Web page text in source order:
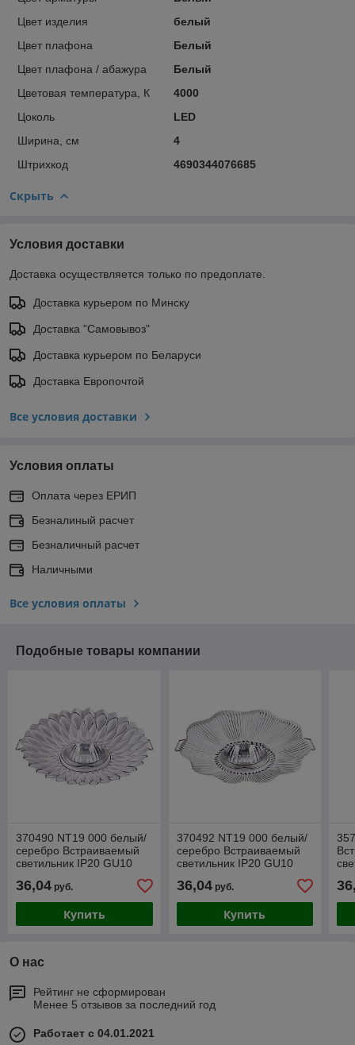
Цвет изделия
белый
Цвет плафона
Белый
Цвет плафона / абажура
Белый
Цветовая температура, К
4000
Цоколь
LED
Ширина, см
4
Штрихкод
4690344076685
Скрыть
Условия доставки
Доставка осуществляется только по предоплате.
Доставка курьером по Минску
Доставка "Самовывоз"
Доставка курьером по Беларуси
Доставка Европочтой
Все условия доставки
Условия оплаты
Оплата через ЕРИП
Безналиный расчет
Безналичный расчет
Наличными
Все условия оплаты
Подобные товары компании
370490 NT19 000 белый/
серебро Встраиваемый
светильник IP20 GU10
36,04 руб.
Купить
370492 NT19 000 белый/
серебро Встраиваемый
светильник IP20 GU10
36,04руб.
Купить
О нас
Рейтинг не сформирован
Менее 5 отзывов за последний год
Работает с 04.01.2021